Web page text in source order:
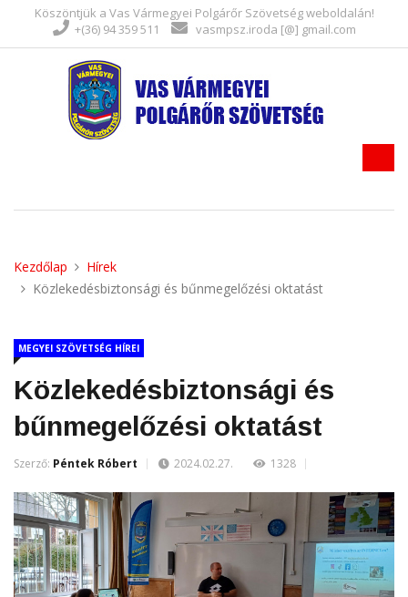
Köszöntjük a Vas Vármegyei Polgárőr Szövetség weboldalán!
+(36) 94 359 511
vasmpsz.iroda [@] gmail.com
Kezdőlap
Hírek
Közlekedésbiztonsági és bűnmegelőzési oktatást
MEGYEI SZÖVETSÉG HÍREI
Közlekedésbiztonsági és
bűnmegelőzési oktatást
Szerző: Péntek Róbert 2024.02.27. 1328